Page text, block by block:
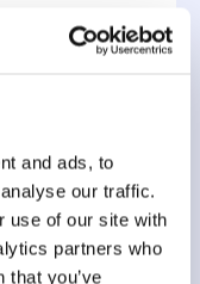
and ads, to
our traffic.
use of our site with
partners who
that you’ve